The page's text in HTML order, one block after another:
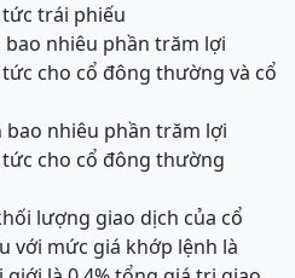
trái phiếu
bao nhiêu phần trăm lợi
cho cổ đông thường và cổ
bao nhiêu phần trăm lợi
cho cổ đông thường
lượng giao dịch của cổ
với mức giá khớp lệnh là